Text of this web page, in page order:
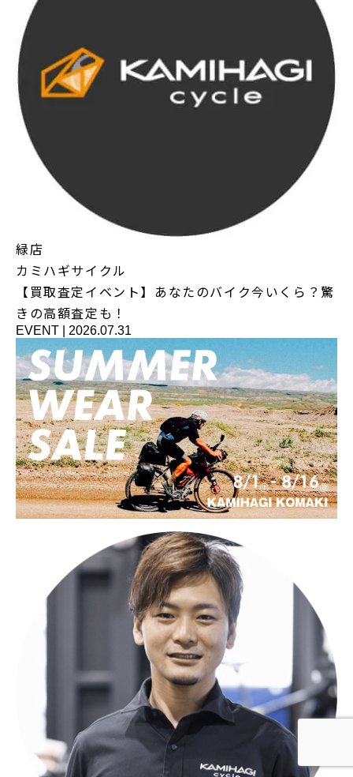
緑店
カミハギサイクル
【買取査定イベント】あなたのバイク今いくら？驚
きの高額査定も！
EVENT 2026.07.31